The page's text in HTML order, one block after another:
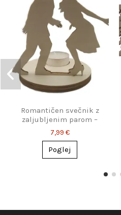
Romantičen svečnik z
zaljubljenim parom –
lesena silhueta za
posebne trenutke
7,99 €
Poglej